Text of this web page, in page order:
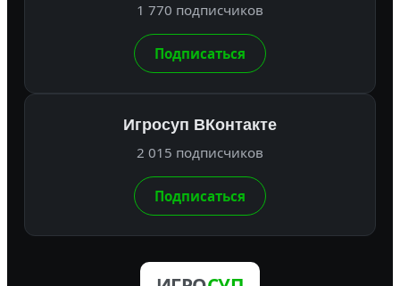
1 770 подписчиков
Подписаться
Игросуп ВКонтакте
2 015 подписчиков
Подписаться